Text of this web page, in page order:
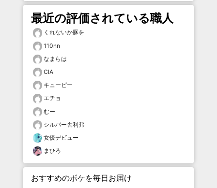
最近の評価されている職人
くれないか豚を
110nn
なまらは
CIA
キューピー
エチョ
むー
シルバー舎利弗
女優デビュー
まひろ
おすすめのボケを毎日お届け